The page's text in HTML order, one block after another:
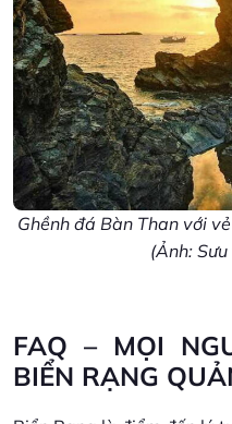
Ghềnh đá Bàn Than với
(Ảnh:
FAQ – MỌI
BIỂN RẠNG